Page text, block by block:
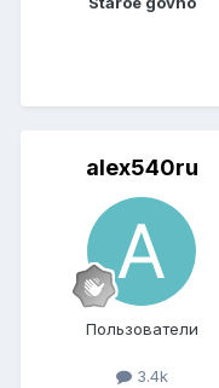
alex540ru
Пользователи
3.4k